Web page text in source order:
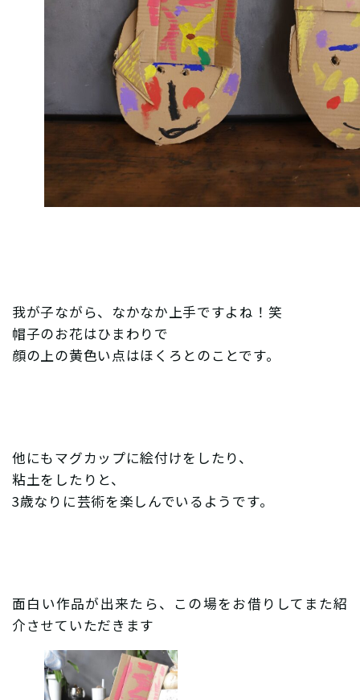
我が子ながら、なかなか上手ですよね！笑
帽子のお花はひまわりで
顔の上の黄色い点はほくろとのことです。
他にもマグカップに絵付けをしたり、
粘土をしたりと、
3歳なりに芸術を楽しんでいるようです。
面白い作品が出来たら、この場をお借りしてまた紹
介させていただきます